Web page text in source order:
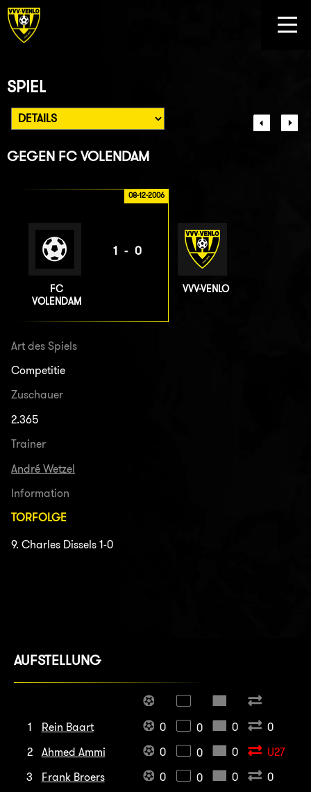
SPIEL
GEGEN FC VOLENDAM
08-12-2006
FC
VOLENDAM
1-0
VVV-VENLO
Art des Spiels
Competitie
Zuschauer
2.365
Trainer
André Wetzel
Information
TORFOLGE
9. Charles Dissels 1-0
AUFSTELLUNG
1 Rein Baart 0 0 0
0
2
Ahmed Ammi 0 0 0
U27
3
Frank Broers 0 0 0
0